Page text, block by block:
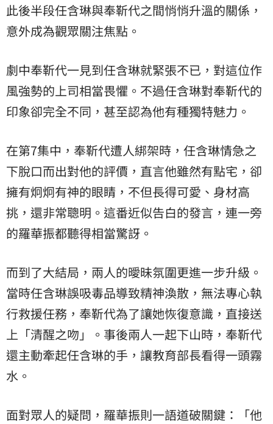
此後半段任含琳與奉靳代之間悄悄升溫的關係，
意外成為觀眾關注焦點。
劇中奉靳代一見到任含琳就緊張不已，對這位作
風強勢的上司相當畏懼。不過任含琳對奉靳代的
印象卻完全不同，甚至認為他有種獨特魅力。
在第7集中，奉靳代遭人綁架時，任含琳情急之
下脫口而出對他的評價，直言他雖然有點宅，卻
擁有炯炯有神的眼睛，不但長得可愛、身材高
挑，還非常聰明。這番近似告白的發言，連一旁
的羅華振都聽得相當驚訝。
而到了大結局，兩人的曖昧氛圍更進一步升級。
當時任含琳誤吸毒品導致精神渙散，無法專心執
行救援任務，奉靳代為了讓她恢復意識，直接送
上「清醒之吻」。事後兩人一起下山時，奉靳代
還主動牽起任含琳的手，讓教育部長看得一頭霧
水。
面對眾人的疑問，羅華振則一語道破關鍵：「他